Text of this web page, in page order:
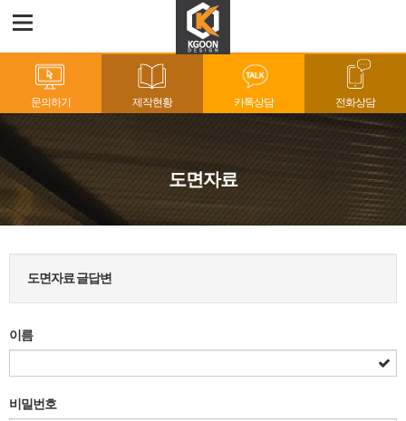
문의하기 제작현황 카톡상담 전화상담
도면자료
도면자료 글답변
이름
비밀번호